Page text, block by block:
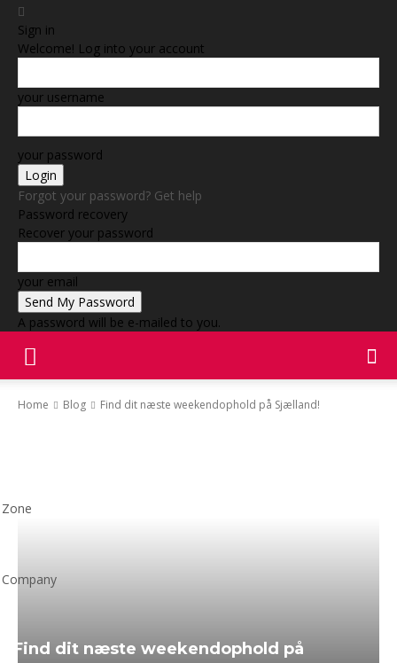
Sign in
Welcome! Log into your account
your username
your password
Forgot your password? Get help
Password recovery
Recover your password
your email
A password will be e-mailed to you.
Zone
Company
Home Blog Find dit næste weekendophold på Sjælland!
Find dit næste weekendophold på